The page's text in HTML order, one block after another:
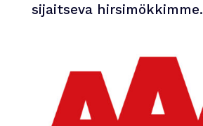
sijaitseva hirsimökkimme.